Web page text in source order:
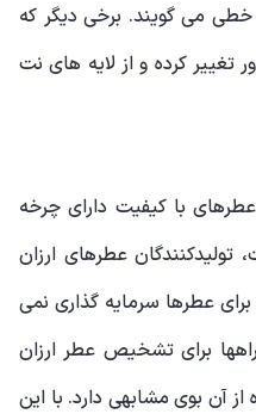
می گویند. برخی دیگر که
تغییر کرده و از لایه های نت
عطرهای با کیفیت دارای چرخه
تولیدکنندگان عطرهای ارزان
عطرها سرمایه گذاری نمی
راهها برای تشخیص عطر ارزان
آن بوی مشابهی دارد. با این